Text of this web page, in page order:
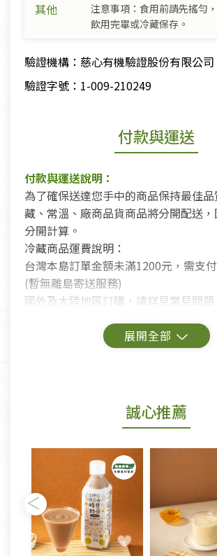
其他
注意事項：食用前請先搖勻
飲用完畢或冷藏保存。
驗證機構：慈心有機驗證股份有限公司
驗證字號：1-009-210249
付款與運送
付款與運送說明：
為了確保送達您手中的商品保持最佳
藏、常溫、廠商品貨商品將分開配送
分開計算。
冷藏商品運費說明：
台灣本島訂單金額未滿1200元，需支
(暫無離島寄送服務)
國外及大陸地區訂購，請詳見常見問題
鑑賞期商品說明：
若您購買的商品有下列「不適用七天鑑
形者，除商品瑕疵以外，恕不接受退換
依消保法之規定提供該商品七天免費
日)的服務，原則上若商品未經使用或
瑕疵)，一般皆可申請退換貨。
不適用七天鑑賞期商品：
以數位或電磁紀錄形式儲存之商品、
誠心推薦